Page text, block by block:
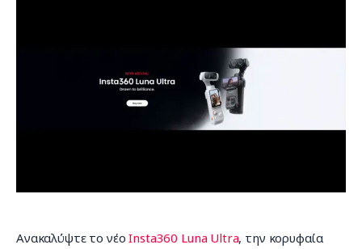
Επικοινωνία
Ανακαλύψτε το νέο Insta360 Luna Ultra, την κορυφαία